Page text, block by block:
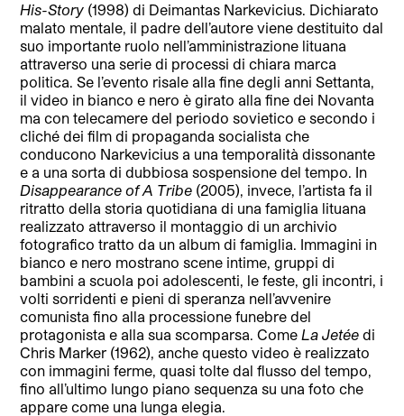
His-Story (1998) di Deimantas Narkevicius. Dichiarato
malato mentale, il padre dell’autore viene destituito dal
suo importante ruolo nell’amministrazione lituana
attraverso una serie di processi di chiara marca
politica. Se l’evento risale alla fine degli anni Settanta,
il video in bianco e nero è girato alla fine dei Novanta
ma con telecamere del periodo sovietico e secondo i
cliché dei film di propaganda socialista che
conducono Narkevicius a una temporalità dissonante
e a una sorta di dubbiosa sospensione del tempo. In
Disappearance of A Tribe (2005), invece, l’artista fa il
ritratto della storia quotidiana di una famiglia lituana
realizzato attraverso il montaggio di un archivio
fotografico tratto da un album di famiglia. Immagini in
bianco e nero mostrano scene intime, gruppi di
bambini a scuola poi adolescenti, le feste, gli incontri, i
volti sorridenti e pieni di speranza nell’avvenire
comunista fino alla processione funebre del
protagonista e alla sua scomparsa. Come La Jetée di
Chris Marker (1962), anche questo video è realizzato
con immagini ferme, quasi tolte dal flusso del tempo,
fino all’ultimo lungo piano sequenza su una foto che
appare come una lunga elegia.